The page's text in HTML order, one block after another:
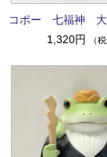
コポー 七福神 大
1,320円
（